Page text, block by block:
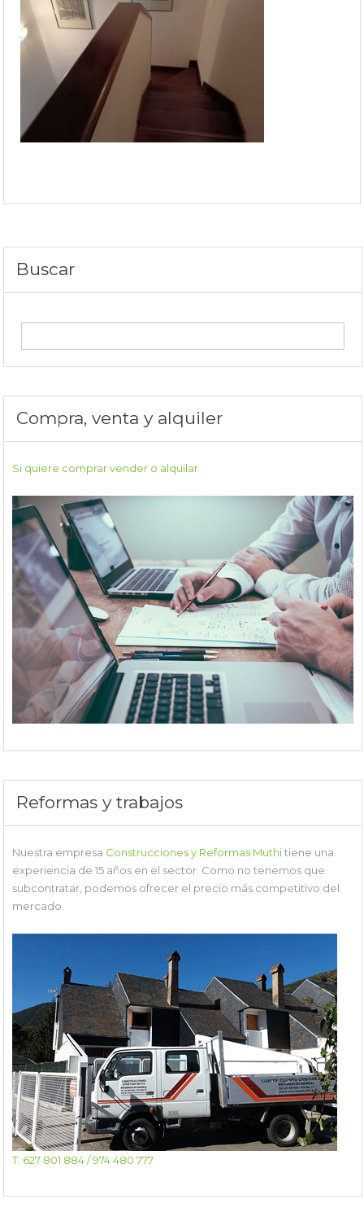
Buscar
Compra, venta y alquiler
Si quiere comprar vender o alquilar
Reformas y trabajos
Nuestra empresa Construcciones y Reformas Muthitiene una
experiencia de 15 años en el sector. Como no tenemos que
subcontratar, podemos ofrecer el precio más competitivo del
mercado.
T. 627 801 884 / 974 480 777